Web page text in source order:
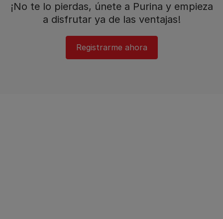
¡No te lo pierdas, únete a Purina y empieza
a disfrutar ya de las ventajas!​
Registrarme ahora